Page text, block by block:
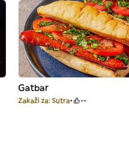
Gatbar
Zakaži za: Sutra --